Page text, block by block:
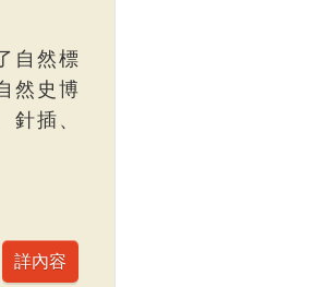
自然標
然史博
針插、